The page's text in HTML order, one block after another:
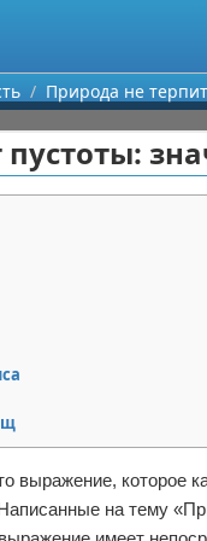
Природа не
выражение, которое
на тему